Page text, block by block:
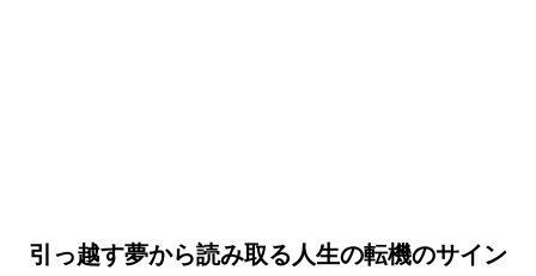
引っ越す夢から読み取る人生の転機のサイン